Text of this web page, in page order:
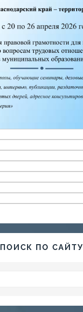
ПОИСК ПО САЙТУ